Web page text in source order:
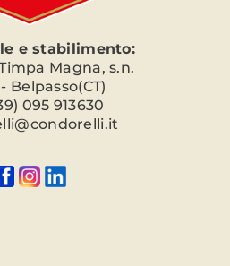
e stabilimento:
Magna, s.n.
Belpasso(CT)
095 913630